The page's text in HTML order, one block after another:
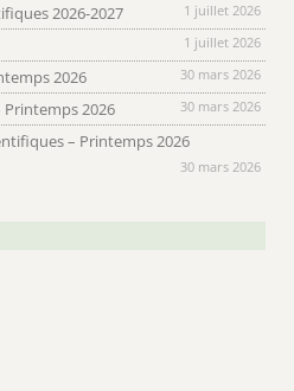
2026-2027
1 juillet 2026
1 juillet 2026
2026 30 mars 2026
Printemps 2026 30 mars 2026
– Printemps 2026
30 mars 2026